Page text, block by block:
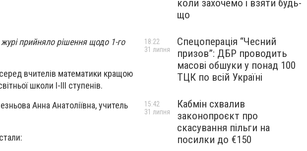
прийняло рішення щодо 1-го
вчителів математики кращою
школи І-ІІІ ступенів.
Анна Анатоліївна, учитель
коли захочемо і взяти будь-
що
Спецоперація “Чесний
призов”: ДБР проводить
масові обшуки у понад 100
ТЦК по всій Україні
18:22
31 липня
Кабмін схвалив
законопроєкт про
скасування пільги на
посилки до €150
15:42
31 липня